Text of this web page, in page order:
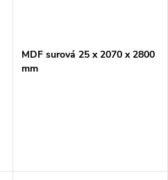
MDF surová 25 x 2070 x 2800
mm